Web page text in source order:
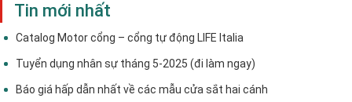
Tin mới nhất
Catalog Motor cổng – cổng tự động LIFE Italia
Tuyển dụng nhân sự tháng 5-2025 (đi làm ngay)
Báo giá hấp dẫn nhất về các mẫu cửa sắt hai cánh